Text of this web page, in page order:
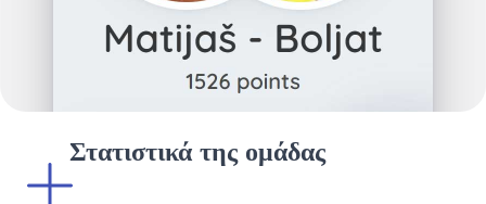
Στατιστικά της ομάδας